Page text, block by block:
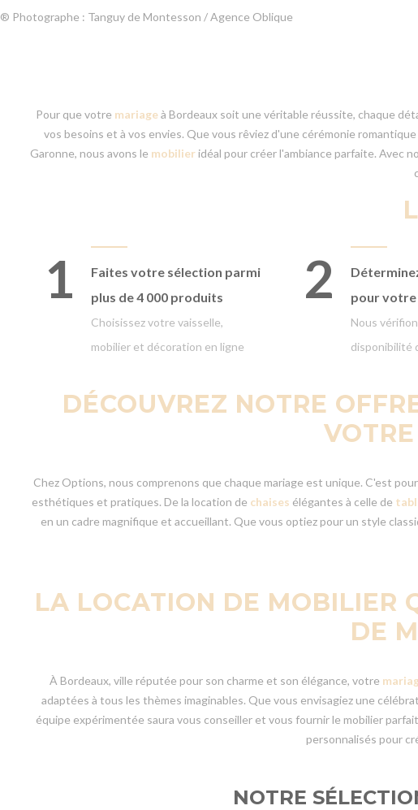
® Photographe : Tanguy de Montesson / Agence Oblique
Pour que votre mariageà Bordeaux soit une véritable réussite, chaque
vos besoins et à vos envies. Que vous rêviez d'une cérémonie
Garonne, nous avons le mobilier idéal pour créer l'ambiance parfaite. Avec
1 Faites votre sélection parmi
plus de 4 000 produits
Choisissez votre vaisselle,
mobilier et décoration en ligne
2
pour votre
Nous
disponibilité
DÉCOUVREZ NOTRE
Chez Options, nous comprenons que chaque mariage est unique. C'est
esthétiques et pratiques. De la location de chaises élégantes à celle de
en un cadre magnifique et accueillant. Que vous optiez pour un style
LA LOCATION DE MOBILIER
DE
À Bordeaux, ville réputée pour son charme et son élégance, votre
adaptées à tous les thèmes imaginables. Que vous envisagiez une
équipe expérimentée saura vous conseiller et vous fournir le mobilier
personnalisés pour
NOTRE